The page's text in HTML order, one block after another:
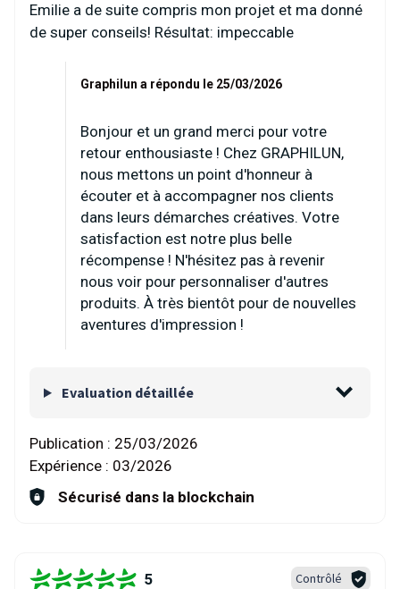
Emilie a de suite compris mon projet et ma donné
de super conseils! Résultat: impeccable
Graphilun a répondu le 25/03/2026
Bonjour et un grand merci pour votre
retour enthousiaste ! Chez GRAPHILUN,
nous mettons un point d'honneur à
écouter et à accompagner nos clients
dans leurs démarches créatives. Votre
satisfaction est notre plus belle
récompense ! N'hésitez pas à revenir
nous voir pour personnaliser d'autres
produits. À très bientôt pour de nouvelles
aventures d'impression !
Evaluation détaillée
Publication : 25/03/2026
Expérience : 03/2026
Sécurisé dans la blockchain
5 Contrôlé